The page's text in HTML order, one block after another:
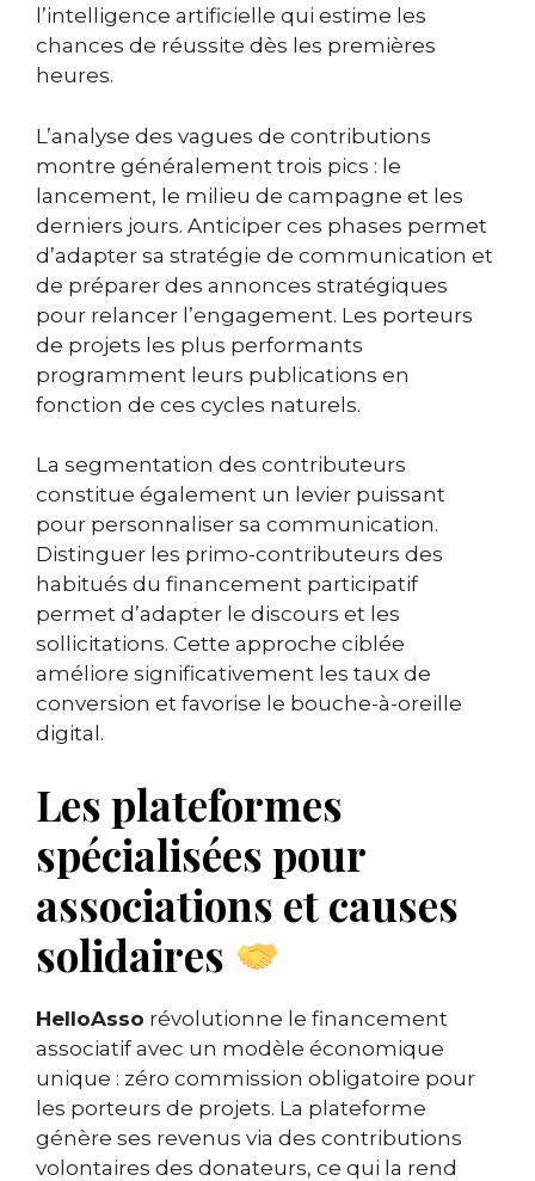
l’intelligence artificielle qui estime les
chances de réussite dès les premières
heures.
L’analyse des vagues de contributions
montre généralement trois pics : le
lancement, le milieu de campagne et les
derniers jours. Anticiper ces phases permet
d’adapter sa stratégie de communication et
de préparer des annonces stratégiques
pour relancer l’engagement. Les porteurs
de projets les plus performants
programment leurs publications en
fonction de ces cycles naturels.
La segmentation des contributeurs
constitue également un levier puissant
pour personnaliser sa communication.
Distinguer les primo-contributeurs des
habitués du financement participatif
permet d’adapter le discours et les
sollicitations. Cette approche ciblée
améliore significativement les taux de
conversion et favorise le bouche-à-oreille
digital.
Les plateformes
spécialisées pour
associations et causes
solidaires
HelloAsso révolutionne le financement
associatif avec un modèle économique
unique : zéro commission obligatoire pour
les porteurs de projets. La plateforme
génère ses revenus via des contributions
volontaires des donateurs, ce qui la rend